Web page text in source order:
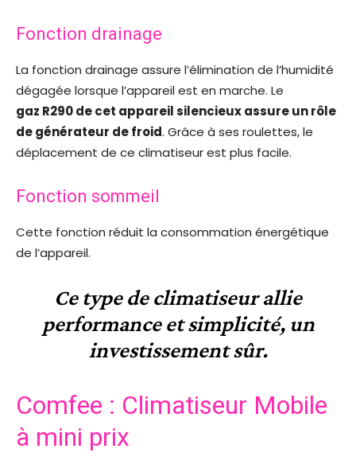
Fonction drainage
La fonction drainage assure l’élimination de l’humidité
dégagée lorsque l’appareil est en marche. Le
gaz R290 de cet appareil silencieux assure un rôle
de générateur de froid. Grâce à ses roulettes, le
déplacement de ce climatiseur est plus facile.
Fonction sommeil
Cette fonction réduit la consommation énergétique
de l’appareil.
Ce type de climatiseur allie
performance et simplicité, un
investissement sûr.
Comfee : Climatiseur Mobile
à mini prix